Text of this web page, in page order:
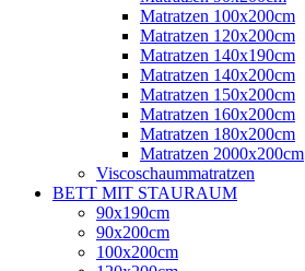
Matratzen 100x200cm
Matratzen 120x200cm
Matratzen 140x190cm
Matratzen 140x200cm
Matratzen 150x200cm
Matratzen 160x200cm
Matratzen 180x200cm
Matratzen 2000x200cm
Viscoschaummatratzen
BETT MIT STAURAUM
90x190cm
90x200cm
100x200cm